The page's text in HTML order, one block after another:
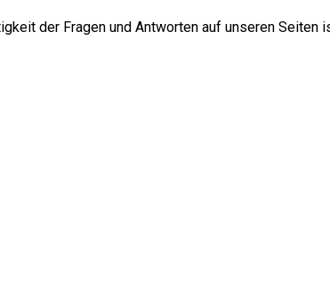
der Fragen und Antworten auf unseren